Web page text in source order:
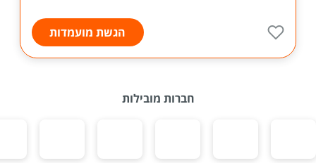
הגשת מועמדות
חברות מובילות